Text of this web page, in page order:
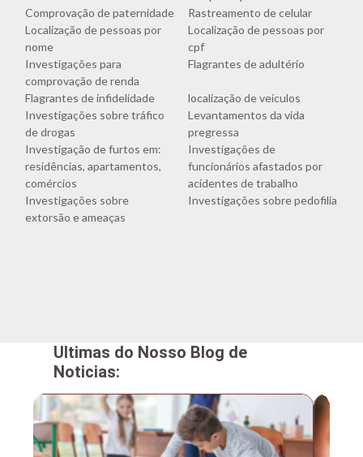
Comprovação de paternidade
Rastreamento de celular
Localização de pessoas por
nome
Localização de pessoas por
cpf
Investigações para
comprovação de renda
Flagrantes de adultério
Flagrantes de infidelidade
localização de veículos
Investigações sobre tráfico
de drogas
Levantamentos da vida
pregressa
Investigação de furtos em:
residências, apartamentos,
comércios
Investigações de
funcionários afastados por
acidentes de trabalho
Investigações sobre
extorsão e ameaças
Investigações sobre pedofilia
Ultimas do Nosso Blog de
Noticias: